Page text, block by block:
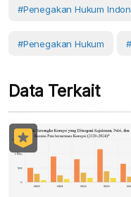
#Penegakan Hukum
#Penegakan Hukum
Data Terkait